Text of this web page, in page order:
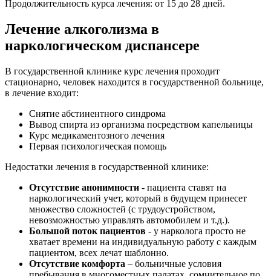
Продолжительность курса лечения: от 15 до 28 дней.
Лечение алкоголизма в
наркологическом диспансере
В государственной клинике курс лечения проходит
стационарно, человек находится в государственной больнице,
в лечение входит:
Снятие абстинентного синдрома
Вывод спирта из организма посредством капельницы
Курс медикаментозного лечения
Первая психологическая помощь
Недостатки лечения в государственной клинике:
Отсутствие анонимности - пациента ставят на
наркологический учет, который в будущем принесет
множество сложностей (с трудоустройством,
невозможностью управлять автомобилем и т.д.).
Большой поток пациентов - у нарколога просто не
хватает времени на индивидуальную работу с каждым
пациентом, всех лечат шаблонно.
Отсутствие комфорта – больничные условия